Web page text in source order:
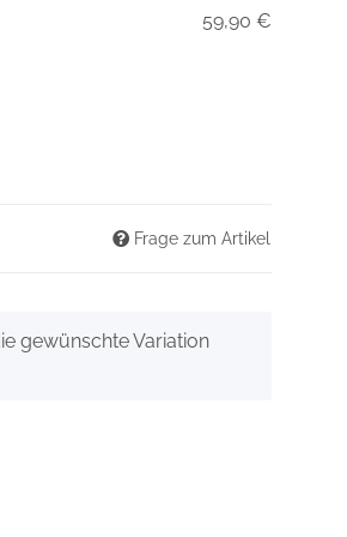
59,90 €
Frage zum Artikel
gewünschte Variation